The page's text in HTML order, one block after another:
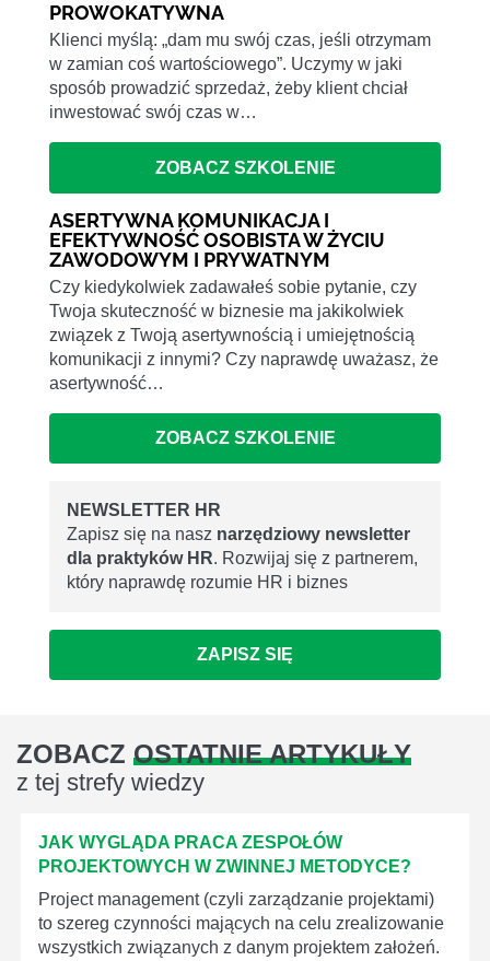
PROWOKATYWNA
Klienci myślą: „dam mu swój czas, jeśli otrzymam
w zamian coś wartościowego”. Uczymy w jaki
sposób prowadzić sprzedaż, żeby klient chciał
inwestować swój czas w…
ZOBACZ SZKOLENIE
ASERTYWNA KOMUNIKACJA I
EFEKTYWNOŚĆ OSOBISTA W ŻYCIU
ZAWODOWYM I PRYWATNYM
Czy kiedykolwiek zadawałeś sobie pytanie, czy
Twoja skuteczność w biznesie ma jakikolwiek
związek z Twoją asertywnością i umiejętnością
komunikacji z innymi? Czy naprawdę uważasz, że
asertywność…
ZOBACZ SZKOLENIE
NEWSLETTER HR
Zapisz się na nasz narzędziowy newsletter
dla praktyków HR. Rozwijaj się z partnerem,
który naprawdę rozumie HR i biznes
ZAPISZ SIĘ
ZOBACZ OSTATNIE ARTYKUŁY
z tej strefy wiedzy
JAK WYGLĄDA PRACA ZESPOŁÓW
PROJEKTOWYCH W ZWINNEJ METODYCE?
Project management (czyli zarządzanie projektami)
to szereg czynności mających na celu zrealizowanie
wszystkich związanych z danym projektem założeń.